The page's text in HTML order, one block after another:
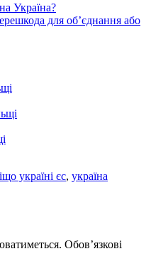
Україна?
для об’єднання або
україні єс, україна
Обов’язкові